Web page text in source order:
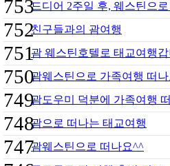
753드디어 2주일 후, 웨스틴으
752친구들과의 괌여행
751괌 웨스틴호텔로 태교여행
750괌웨스틴으로 가족여행 떠
749괌도우미 덕분에 가족여행
748괌으로 떠나는 태교여행
747괌웨스틴으로 떠나요^^